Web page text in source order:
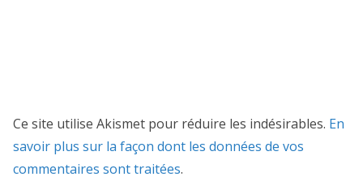
Ce site utilise Akismet pour réduire les indésirables. En
savoir plus sur la façon dont les données de vos
commentaires sont traitées.